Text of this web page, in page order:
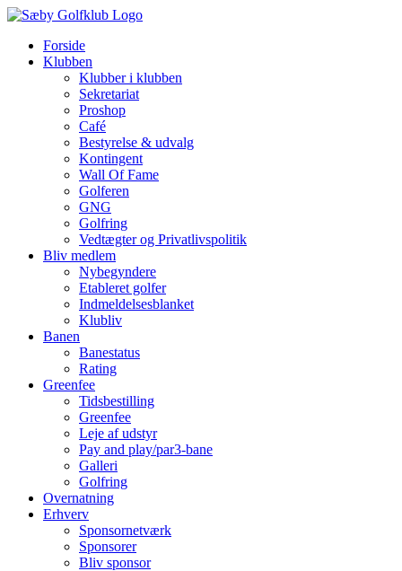
Skip
contentForside
Klubben
Klubber i klubben
Sekretariat
Proshop
Café
Bestyrelse & udvalg
Kontingent
Wall Of Fame
Golferen
GNG
Golfring
Vedtægter og Privatlivspolitik
Bliv medlem
Nybegyndere
Etableret golfer
Indmeldelsesblanket
Klubliv
Banen
Banestatus
Rating
Greenfee
Tidsbestilling
Greenfee
Leje af udstyr
Pay and play/par3-bane
Galleri
Golfring
Overnatning
Erhverv
Sponsornetværk
Sponsorer
Bliv sponsor